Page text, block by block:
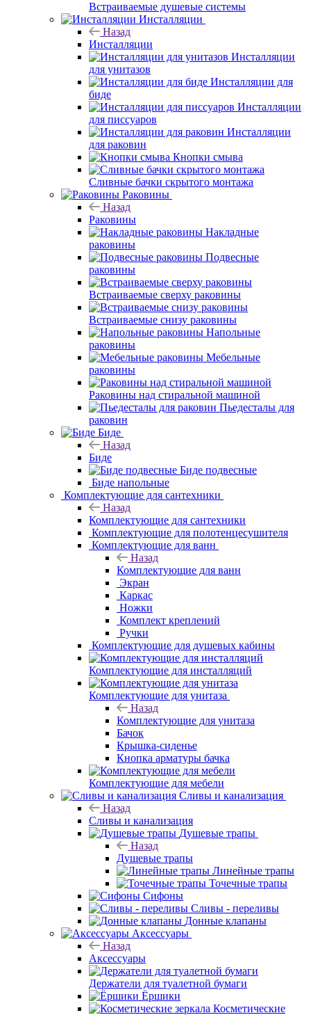
Встраиваемые душевые системы
Инсталляции
Назад
Инсталляции
Инсталляции
для унитазов
Инсталляции для
биде
Инсталляции
для писсуаров
Инсталляции
для раковин
Кнопки смыва
Сливные бачки скрытого монтажа
Раковины
Назад
Раковины
Накладные
раковины
Подвесные
раковины
Встраиваемые сверху раковины
Встраиваемые снизу раковины
Напольные
раковины
Мебельные
раковины
Раковины над стиральной машиной
Пьедесталы для
раковин
Биде
Назад
Биде
Биде подвесные
Биде напольные
Комплектующие для сантехники
Назад
Комплектующие для сантехники
Комплектующие для полотенцесушителя
Комплектующие для ванн
Назад
Комплектующие для ванн
Экран
Каркас
Ножки
Комплект
креплений
Комплектующие для душевых кабины
Комплектующие для инсталляций
Комплектующие для унитаза
Назад
Комплектующие для унитаза
Бачок
Крышка-сиденье
Кнопка арматуры бачка
Комплектующие для мебели
Сливы и канализация
Назад
Сливы и канализация
Душевые трапы
Назад
Душевые трапы
Линейные трапы
Точечные трапы
Сифоны
Сливы - переливы
Донные клапаны
Аксессуары
Назад
Аксессуары